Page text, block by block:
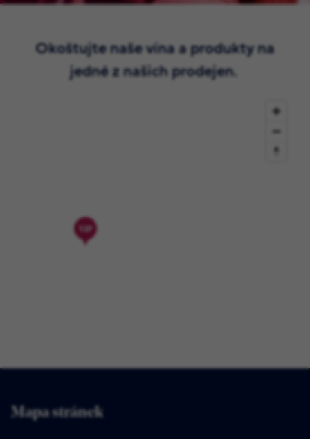
Okoštujte naše vína a produkty na
jedné z našich prodejen.
Mapa stránek